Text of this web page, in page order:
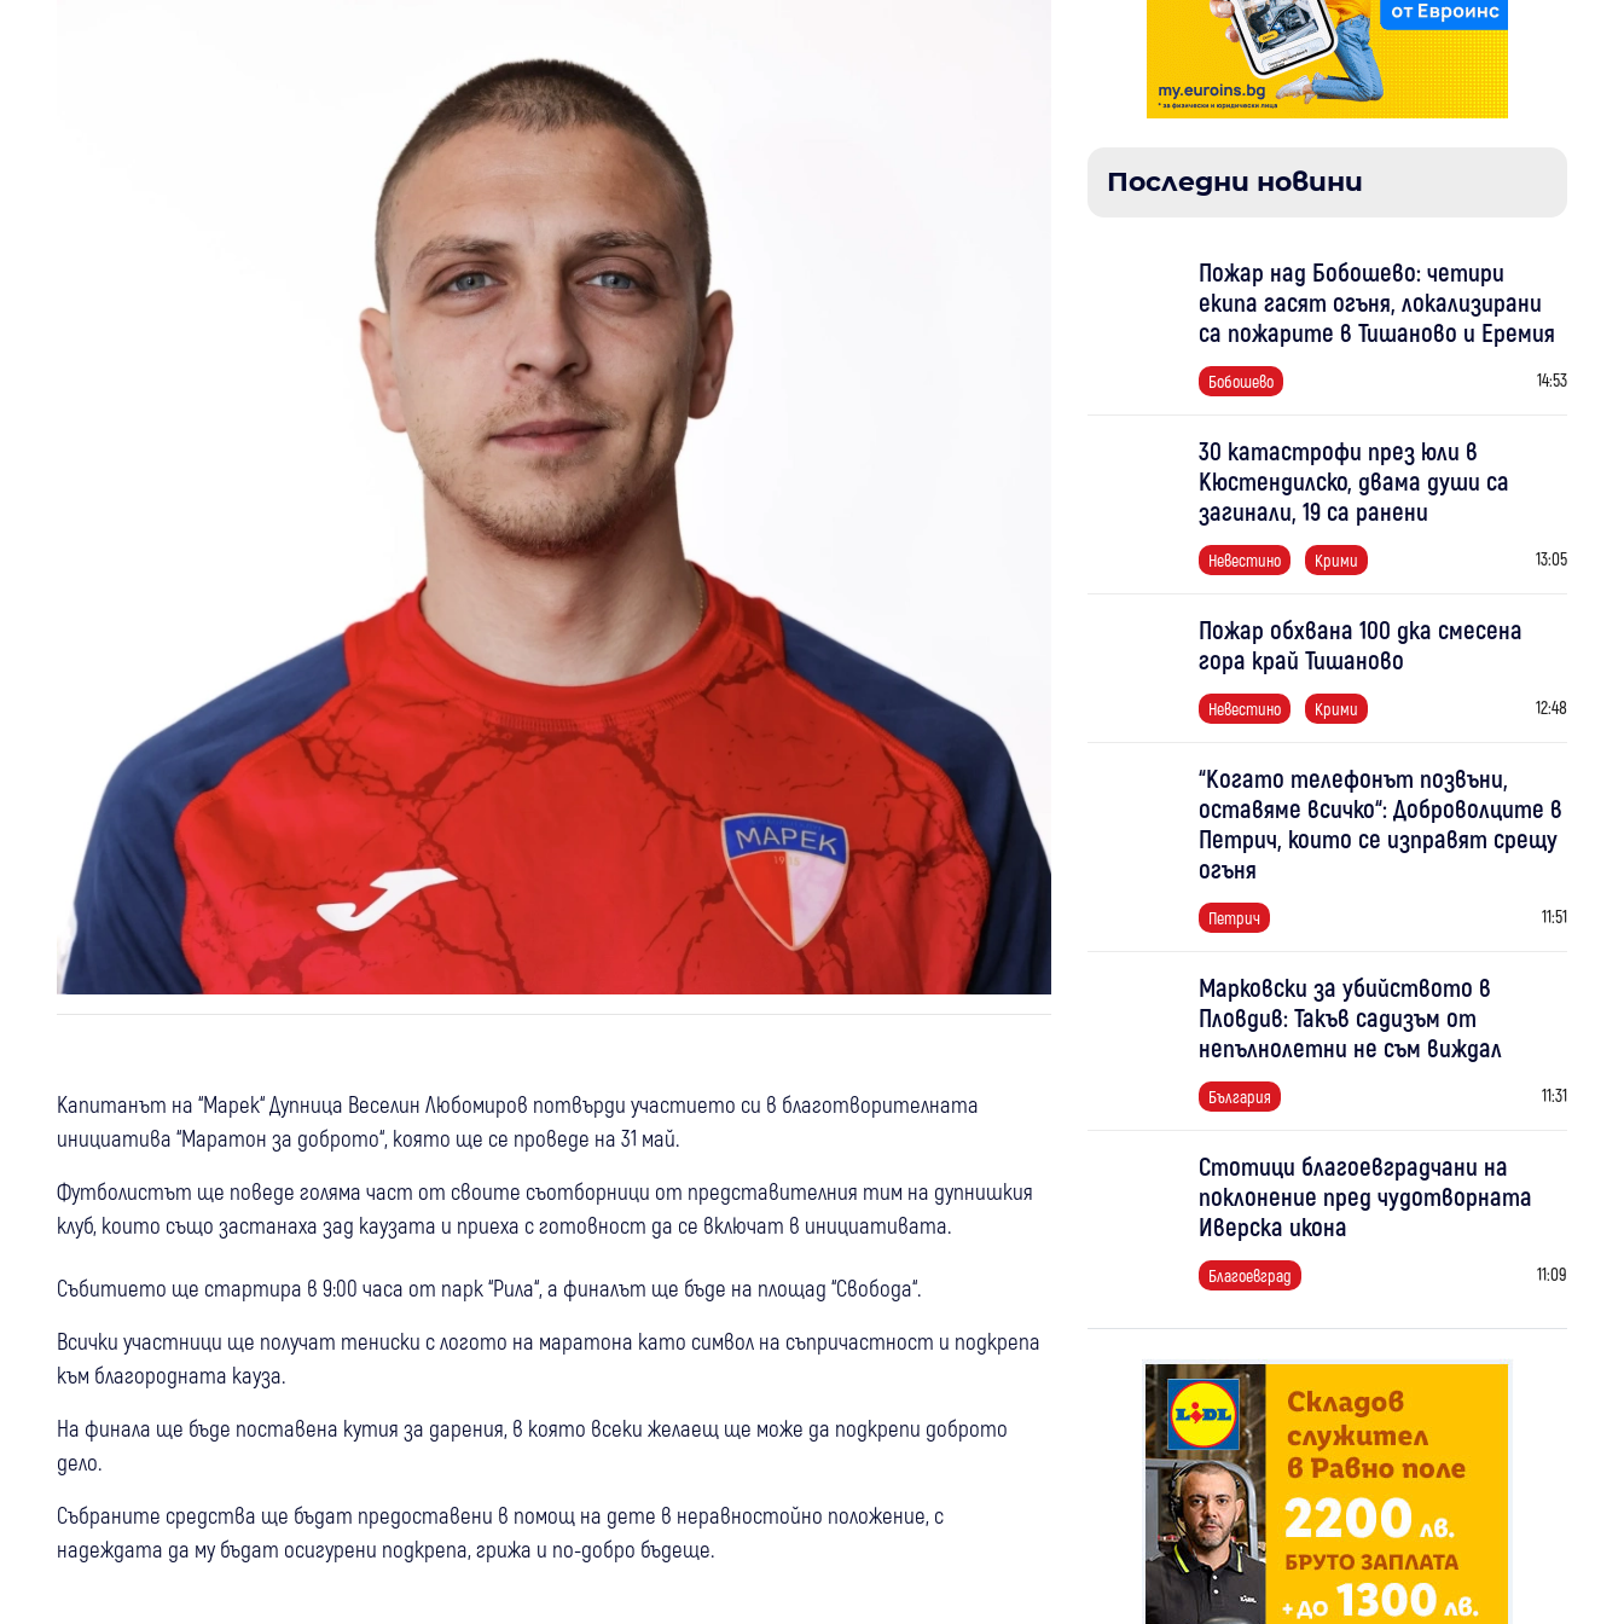
Капитанът на “Марек“ Дупница Веселин Любомиров потвърди участието си в благотворителната
инициатива “Маратон за доброто“, която ще се проведе на 31 май.
Футболистът ще поведе голяма част от своите съотборници от представителния тим на дупнишкия
клуб, които също застанаха зад каузата и приеха с готовност да се включат в инициативата.
Събитието ще стартира в 9:00 часа от парк “Рила“, а финалът ще бъде на площад “Свобода“.
Всички участници ще получат тениски с логото на маратона като символ на съпричастност и подкрепа
към благородната кауза.
На финала ще бъде поставена кутия за дарения, в която всеки желаещ ще може да подкрепи доброто
дело.
Събраните средства ще бъдат предоставени в помощ на дете в неравностойно положение, с
надеждата да му бъдат осигурени подкрепа, грижа и по-добро бъдеще.
Последни новини
Пожар над Бобошево: четири
екипа гасят огъня, локализирани
са пожарите в Тишаново и Еремия
Бобошево 14:53
30 катастрофи през юли в
Кюстендилско, двама души са
загинали, 19 са ранени
Невестино Крими 13:05
Пожар обхвана 100 дка смесена
гора край Тишаново
Невестино Крими 12:48
“Когато телефонът позвъни,
оставяме всичко“: Доброволците в
Петрич, които се изправят срещу
огъня
Петрич 11:51
Марковски за убийството в
Пловдив: Такъв садизъм от
непълнолетни не съм виждал
България 11:31
Стотици благоевградчани на
поклонение пред чудотворната
Иверска икона
Благоевград 11:09